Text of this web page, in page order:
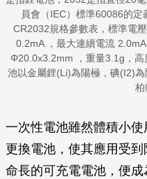
員會（IEC）標準60086的定
CR2032規格參數表，標準電
0.2mA ，最大連續電流
Φ20.0x3.2mm ，重量3.1g，
池以金屬鋰(Li)為陽極，碘(I2)
柏
一次性電池雖然體積小
更換電池，使其應用受
命長的可充電電池，便